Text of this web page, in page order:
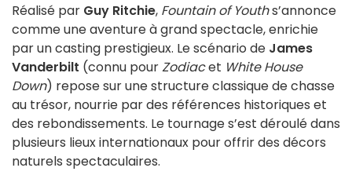
Réalisé par Guy Ritchie, Fountain of Youths’annonce
comme une aventure à grand spectacle, enrichie
par un casting prestigieux. Le scénario de James
Vanderbilt (connu pourZodiacet White House
Down) repose sur une structure classique de chasse
au trésor, nourrie par des références historiques et
des rebondissements. Le tournage s’est déroulé dans
plusieurs lieux internationaux pour offrir des décors
naturels spectaculaires.